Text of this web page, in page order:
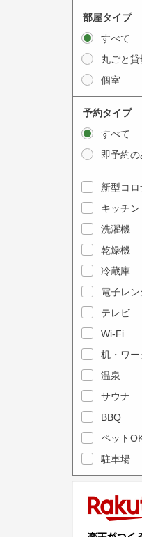
a
c
t
w
i
t
h
c
a
l
n
d
a
r
a
n
s
e
l
c
t
e
r
a
c
w
i
t
h
t
h
c
a
l
e
n
d
r
a
n
s
e
e
部屋タイプ
すべて
丸ごと貸
個室
予約タイプ
すべて
即予約の
新型コ
キッチン
洗濯機
乾燥機
冷蔵庫
電子レン
テレビ
Wi-Fi
机・ワー
温泉
サウナ
BBQ
ペット
駐車場